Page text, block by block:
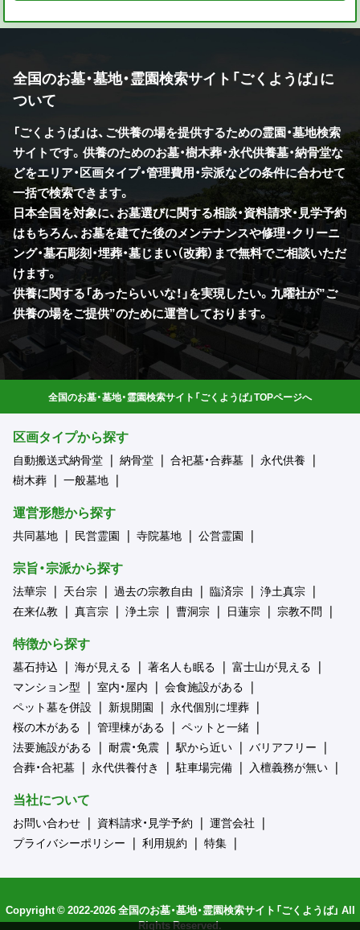
全国のお墓・墓地・霊園検索サイト「ごくようば」に
ついて
「ごくようば」は、ご供養の場を提供するための霊園・墓地検索
サイトです。供養のためのお墓・樹木葬・永代供養墓・納骨堂な
どをエリア・区画タイプ・管理費用・宗派などの条件に合わせて
一括で検索できます。
日本全国を対象に、お墓選びに関する相談・資料請求・見学予約
はもちろん、お墓を建てた後のメンテナンスや修理・クリーニ
ング・墓石彫刻・埋葬・墓じまい（改葬）まで無料でご相談いただ
けます。
供養に関する「あったらいいな！」を実現したい。九曜社が”ご
供養の場をご提供”のために運営しております。
全国のお墓・墓地・霊園検索サイト「ごくようば」TOPページへ
区画タイプから探す
自動搬送式納骨堂 納骨堂 合祀墓・合葬墓
永代供養
樹木葬
一般墓地
運営形態から探す
共同墓地 民営霊園 寺院墓地 公営霊園
宗旨・宗派から探す
法華宗 天台宗 過去の宗教自由 臨済宗
浄土真宗
在来仏教
真言宗 浄土宗 曹洞宗 日蓮宗 宗教不問
特徴から探す
墓石持込 海が見える 著名人も眠る
富士山が見える
マンション型
室内・屋内
会食施設がある
ペット墓を併設
新規開園
永代個別に埋葬
桜の木がある
管理棟がある
ペットと一緒
法要施設がある
耐震・免震 駅から近い
バリアフリー
合葬・合祀墓
永代供養付き 駐車場完備 入檀義務が無い
当社について
お問い合わせ 資料請求・見学予約
運営会社
プライバシーポリシー
利用規約 特集
Copyright © 2022-2026 全国のお墓・墓地・霊園検索サイト「ごくようば」 All
Rights Reserved.